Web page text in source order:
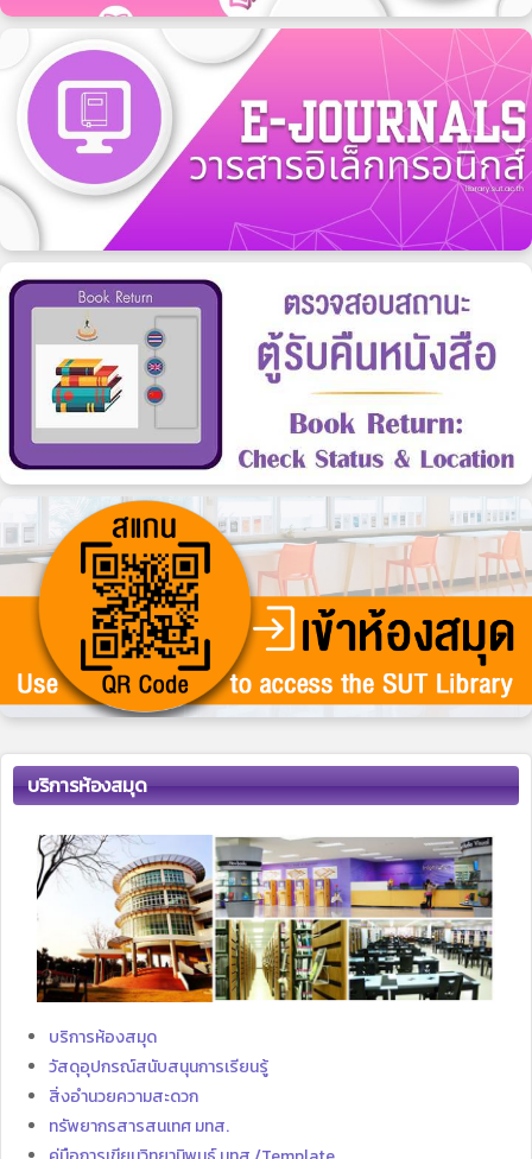
บริการห้องสมุด
บริการห้องสมุด
วัสดุอุปกรณ์สนับสนุนการเรียนรู้
สิ่งอำนวยความสะดวก
ทรัพยากรสารสนเทศ มทส.